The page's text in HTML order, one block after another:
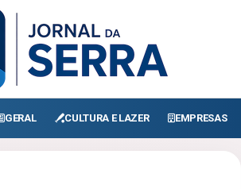
GERAL CULTURA E LAZER EMPRESAS